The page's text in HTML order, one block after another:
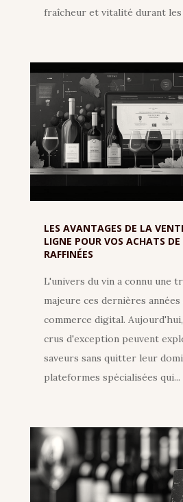
fraîcheur et vitalité durant les
LES AVANTAGES DE LA
LIGNE POUR VOS ACHATS DE
RAFFINÉES
L'univers du vin a connu une
majeure ces dernières
commerce digital.
crus d'exception peuvent
saveurs sans quitter leur
plateformes spécialisées qui...